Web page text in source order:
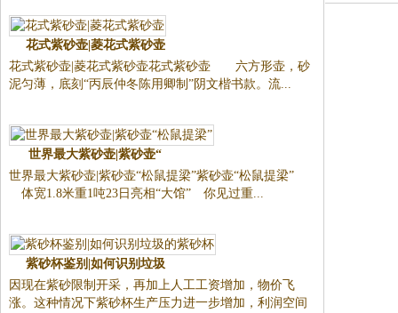
花式紫砂壶|菱花式紫砂壶
花式紫砂壶|菱花式紫砂壶花式紫砂壶 六方形壶，砂
泥匀薄，底刻“丙辰仲冬陈用卿制”阴文楷书款。流...
世界最大紫砂壶|紫砂壶“
世界最大紫砂壶|紫砂壶“松鼠提梁”紫砂壶“松鼠提梁”
体宽1.8米重1吨23日亮相“大馆” 你见过重...
紫砂杯鉴别|如何识别垃圾
因现在紫砂限制开采，再加上人工工资增加，物价飞
涨。这种情况下紫砂杯生产压力进一步增加，利润空间